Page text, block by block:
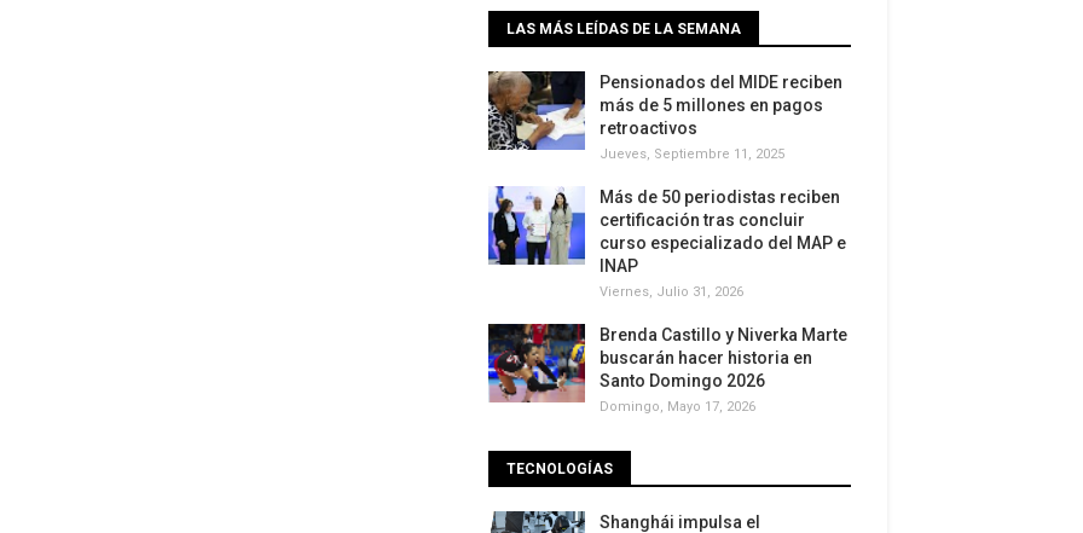
LAS MÁS LEÍDAS DE LA SEMANA
Pensionados del MIDE reciben
más de 5 millones en pagos
retroactivos
Jueves, Septiembre 11, 2025
Más de 50 periodistas reciben
certificación tras concluir
curso especializado del MAP e
INAP
Viernes, Julio 31, 2026
Brenda Castillo y Niverka Marte
buscarán hacer historia en
Santo Domingo 2026
Domingo, Mayo 17, 2026
TECNOLOGÍAS
Shanghái impulsa el